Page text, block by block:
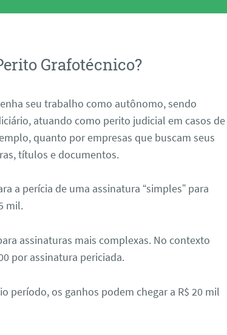
Grafotécnico?
seu trabalho como autônomo, sendo
atuando como perito judicial em casos de
quanto por empresas que buscam seus
títulos e documentos.
a perícia de uma assinatura “simples” para
mil.
assinaturas mais complexas. No contexto
por assinatura periciada.
período, os ganhos podem chegar a R$ 20 mil